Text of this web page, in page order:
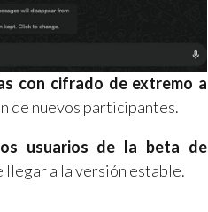
con cifrado de extremo a
de nuevos participantes.
usuarios de la beta de
llegar a la versión estable.